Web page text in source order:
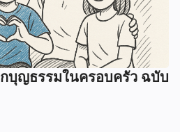
บุญธรรมในครอบครัว ฉบับ